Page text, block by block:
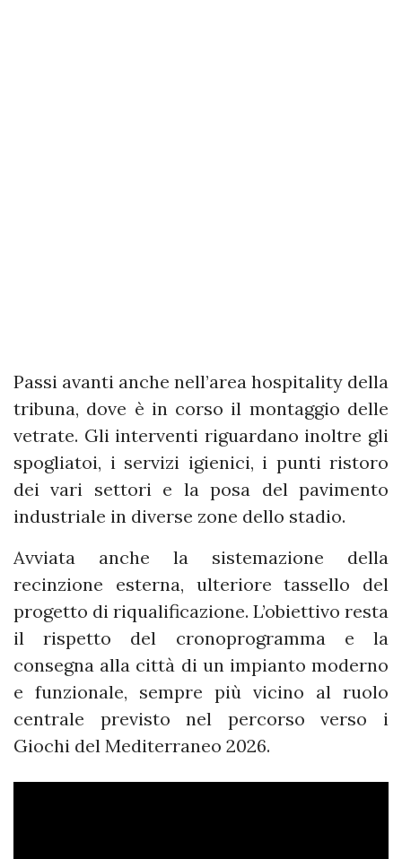
Passi avanti anche nell’area hospitality della
tribuna, dove è in corso il montaggio delle
vetrate. Gli interventi riguardano inoltre gli
spogliatoi, i servizi igienici, i punti ristoro
dei vari settori e la posa del pavimento
industriale in diverse zone dello stadio.
Avviata anche la sistemazione della
recinzione esterna, ulteriore tassello del
progetto di riqualificazione. L’obiettivo resta
il rispetto del cronoprogramma e la
consegna alla città di un impianto moderno
e funzionale, sempre più vicino al ruolo
centrale previsto nel percorso verso i
Giochi del Mediterraneo 2026.